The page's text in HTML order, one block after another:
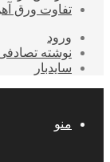
تفاوت ورق
ورود
نوشته
سایدبار
منو